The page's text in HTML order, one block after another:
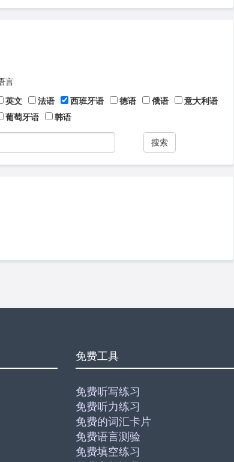
言
英文 法语 西班牙语 德语 俄语
意大利语
葡萄牙语 韩语
搜索
免费工具
免费听写练习
免费听力练习
免费的词汇卡片
免费语言测验
免费填空练习